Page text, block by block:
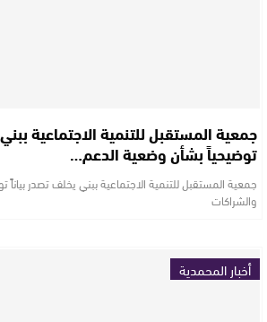
جمعية المستقبل للتنمية الاجتماعية
توضيحياً بشأن وضعية الدعم…
جمعية المستقبل للتنمية الاجتماعية ببني يخلف تصدر
والشراكات
أخبار المحمدية